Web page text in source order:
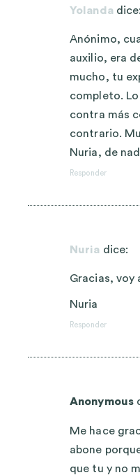
Yolanda dice:
Anónimo,
auxilio, era
mucho, tu
completo. Lo
contra más
contrario.
Nuria, de
Responder
Nuria dice:
Gracias, voy
Nuria
Responder
Anonymous
Me hace
abone
que tu y no